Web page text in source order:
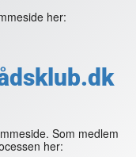
her:
Som medlem
her: